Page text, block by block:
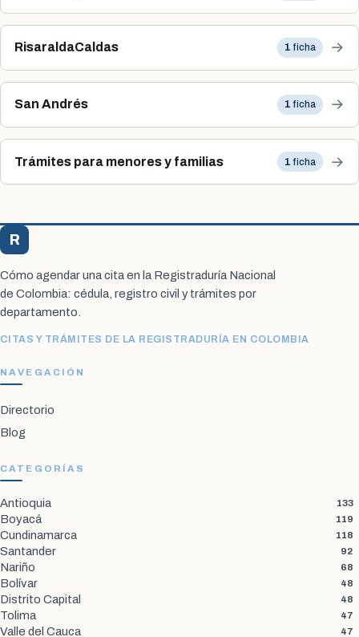
RisaraldaCaldas 1 ficha →
San Andrés 1 ficha →
Trámites para menores y familias 1 ficha →
R
Cómo agendar una cita en la Registraduría Nacional
de Colombia: cédula, registro civil y trámites por
departamento.
CITAS Y TRÁMITES DE LA REGISTRADURÍA EN COLOMBIA
NAVEGACIÓN
Directorio
Blog
CATEGORÍAS
Antioquia 133
Boyacá 119
Cundinamarca 118
Santander 92
Nariño 68
Bolívar 48
Distrito Capital 48
Tolima 47
Valle del Cauca 47